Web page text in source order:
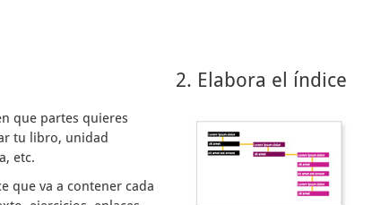
que partes quieres
tu libro, unidad
etc.
que va a contener cada
2. Elabora el índice